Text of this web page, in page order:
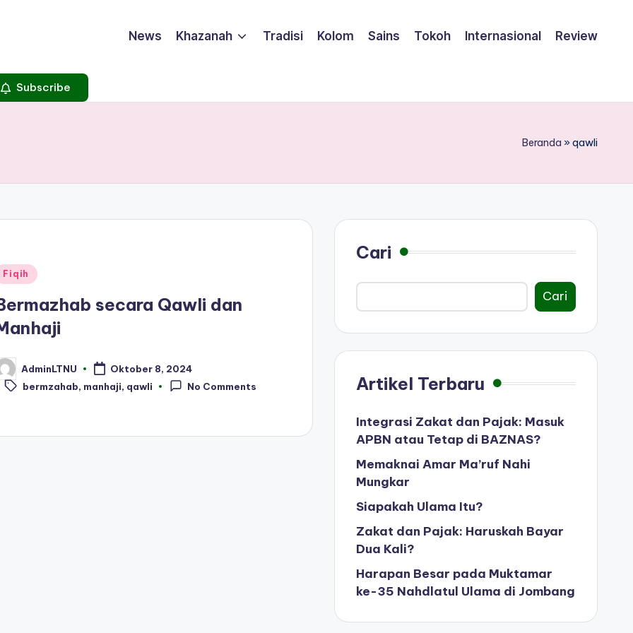
News Khazanah Tradisi Kolom Sains Tokoh Internasional Review
Subscribe
Beranda »qawli
Fiqih
secara Qawli dan
AdminLTNU Oktober 8, 2024
Tags:
bermzahab, manhaji, qawli No Comments
Cari
Cari
Artikel Terbaru
Integrasi Zakat dan Pajak: Masuk
APBN atau Tetap di BAZNAS?
Memaknai Amar Ma’ruf Nahi
Mungkar
Siapakah Ulama Itu?
Zakat dan Pajak: Haruskah Bayar
Dua Kali?
Harapan Besar pada Muktamar
ke-35 Nahdlatul Ulama di Jombang